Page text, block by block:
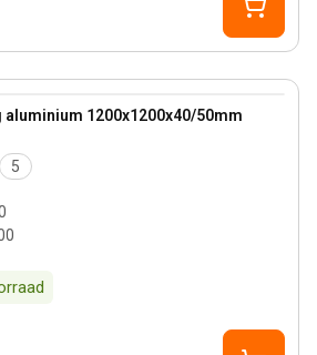
1200x1200x40/50mm
5